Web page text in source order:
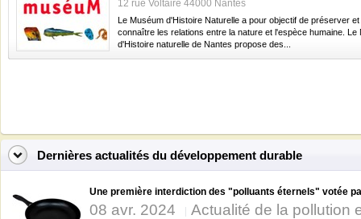
12 rue Voltaire 44000 Nantes
Le Muséum d'Histoire Naturelle a pour objectif de préserver et
connaître les relations entre la nature et l'espèce humaine. Le
d'Histoire naturelle de Nantes propose des...
Dernières actualités du développement durable
Une première interdiction des "polluants éternels" votée
08 avr. 2024
Actualité de la pollution